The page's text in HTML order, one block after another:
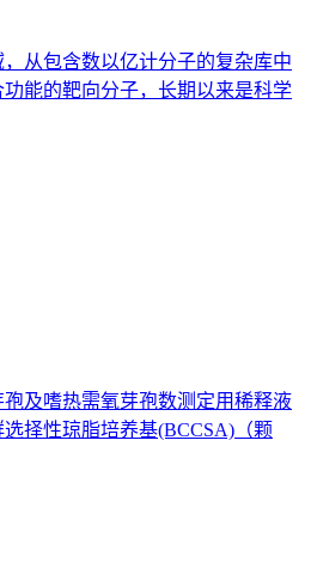
从包含数以亿计分子的复杂库中
能的靶向分子，长期以来是科学
及嗜热需氧芽孢数测定用稀释液
择性琼脂培养基(BCCSA)（颗